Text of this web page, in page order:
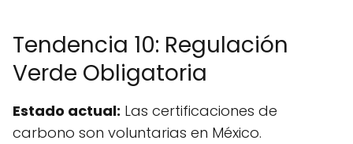
Tendencia 10: Regulación
Verde Obligatoria
Estado actual: Las certificaciones de
carbono son voluntarias en México.